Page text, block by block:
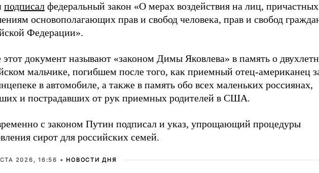
подписал федеральный закон «О мерах воздействия на лиц,
основополагающих прав и свобод человека, прав и свобод
Федерации».
документ называют «законом Димы Яковлева» в память о
мальчике, погибшем после того, как приемный отец-американец
в автомобиле, а также в память обо всех маленьких россиянах,
и пострадавших от рук приемных родителей в США.
с законом Путин подписал и указ, упрощающий процедуры
сирот для российских семей.
2026, 16:56 • НОВОСТИ ДНЯ